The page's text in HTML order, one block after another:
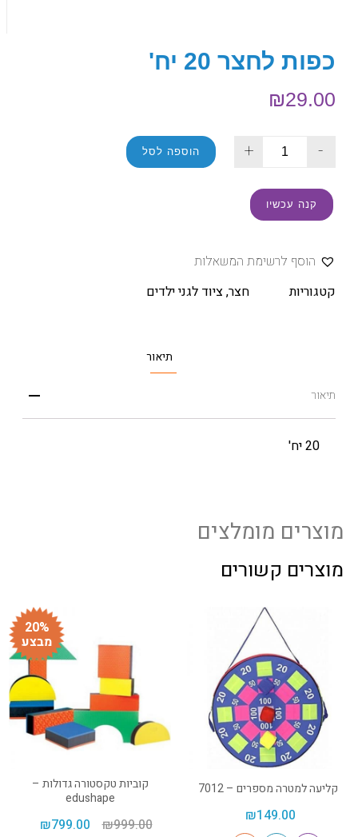
כפות לחצר 20 יח'
₪29.00
-
+ הוספה לסל
קנה עכשיו
הוסף לרשימת המשאלות
קטגוריות
חצר,ציוד לגני ילדים
תיאור
תיאור
20 יח'
מוצרים מומלצים
מוצרים קשורים
קליעה למטרה מספרים – 7012
₪149.00
20%
מבצע
קוביות טקסטורה גדולות –
edushape
₪999.00
₪799.00